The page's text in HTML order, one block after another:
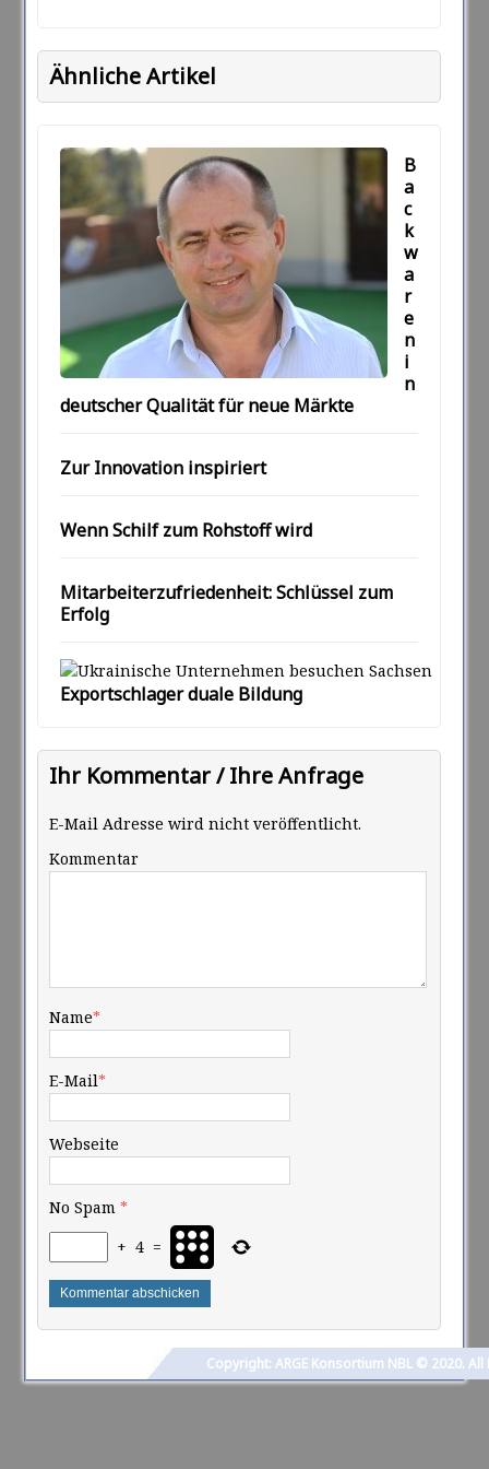
Ähnliche Artikel
B
a
c
k
w
a
r
e
n
i
n
deutscher Qualität für neue Märkte
Zur Innovation inspiriert
Wenn Schilf zum Rohstoff wird
Mitarbeiterzufriedenheit: Schlüssel zum
Erfolg
Exportschlager duale Bildung
Ihr Kommentar / Ihre Anfrage
E-Mail Adresse wird nicht veröffentlicht.
Kommentar
Name*
E-Mail*
Webseite
No Spam *
+ 4 =
Copyright: ARGE Konsortium NBL © 2020. All